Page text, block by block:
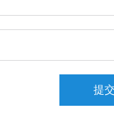
提交